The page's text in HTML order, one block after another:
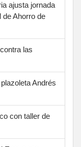
ajusta jornada
de Ahorro de
las
Andrés
con taller de